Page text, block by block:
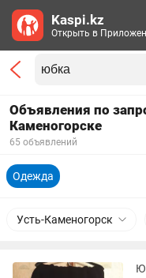
Объявления по
Каменогорске
65 объявлений
Одежда
Усть-Каменогорск
Kaspi.kz
Открыть в